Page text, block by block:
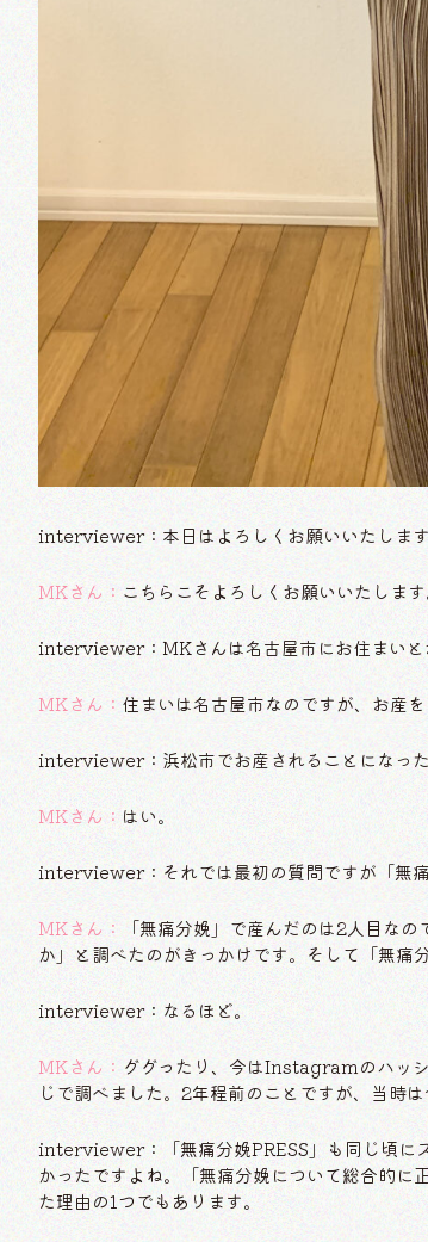
interviewer：本日はよろしくお願いいたします
MKさん： こちらこそよろしくお願いいたします
interviewer：MKさんは名古屋市にお住まいと
MKさん： 住まいは名古屋市なのですが、お産
interviewer：浜松市でお産されることになった
MKさん： はい。
interviewer：それでは最初の質問ですが「無痛
MKさん：
「無痛分娩」で産んだのは2人目な
か」と調べたのがきっかけです。そして「無痛
interviewer：なるほど。
MKさん： ググったり、今はInstagramのハッ
じで調べました。2年程前のことですが、当時
interviewer：「無痛分娩PRESS」も同じ頃に
かったですよね。「無痛分娩について総合的に
た理由の1つでもあります。